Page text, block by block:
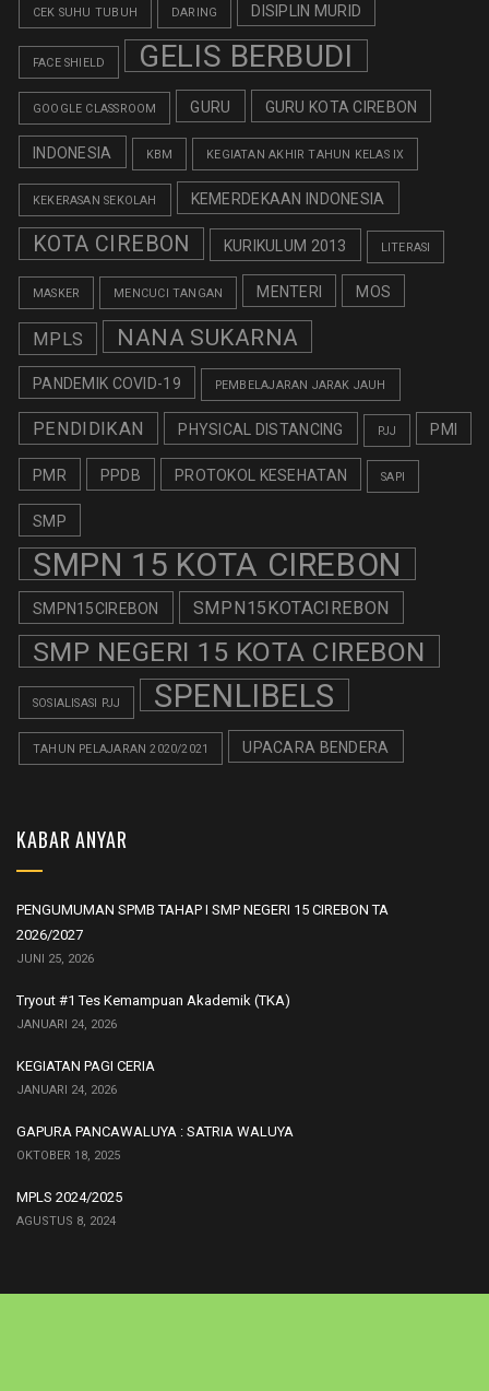
CEK SUHU TUBUH DARING DISIPLIN MURID
FACE SHIELD GELIS BERBUDI
GOOGLE CLASSROOM GURU GURU KOTA CIREBON
INDONESIA KBM KEGIATAN AKHIR TAHUN KELAS IX
KEKERASAN SEKOLAH KEMERDEKAAN INDONESIA
KOTA CIREBON KURIKULUM 2013 LITERASI
MASKER MENCUCI TANGAN MENTERI MOS
MPLS NANA SUKARNA
PANDEMIK COVID-19 PEMBELAJARAN JARAK JAUH
PENDIDIKAN PHYSICAL DISTANCING PJJ PMI
PMR PPDB PROTOKOL KESEHATAN SAPI
SMP
SMPN 15 KOTA CIREBON
SMPN15CIREBON SMPN15KOTACIREBON
SMP NEGERI 15 KOTA CIREBON
SOSIALISASI PJJ SPENLIBELS
TAHUN PELAJARAN 2020/2021 UPACARA BENDERA
KABAR ANYAR
PENGUMUMAN SPMB TAHAP I SMP NEGERI 15 CIREBON TA
2026/2027
JUNI 25, 2026
Tryout #1 Tes Kemampuan Akademik (TKA)
JANUARI 24, 2026
KEGIATAN PAGI CERIA
JANUARI 24, 2026
GAPURA PANCAWALUYA : SATRIA WALUYA
OKTOBER 18, 2025
MPLS 2024/2025
AGUSTUS 8, 2024